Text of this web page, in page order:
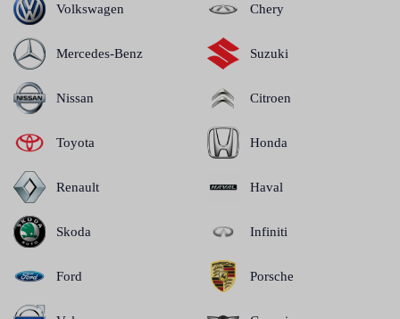
Volkswagen
Mercedes-Benz
Nissan
Toyota
Renault
Skoda
Ford
Chery
Suzuki
Citroen
Honda
Haval
Infiniti
Porsche